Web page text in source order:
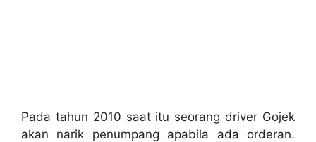
Pada tahun 2010 saat itu seorang driver Gojek
akan narik penumpang apabila ada orderan.